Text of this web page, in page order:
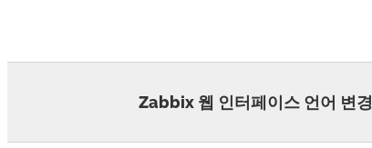
Zabbix 웹 인터페이스 언어 변경